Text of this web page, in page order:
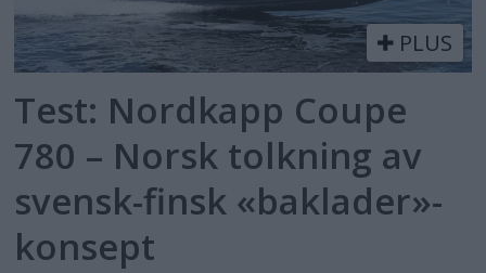
PLUS
Test: Nordkapp Coupe
780 – Norsk tolkning av
svensk-finsk «baklader»-
konsept